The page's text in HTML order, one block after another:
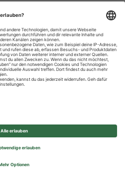
Einstellungen
- All rights reserved